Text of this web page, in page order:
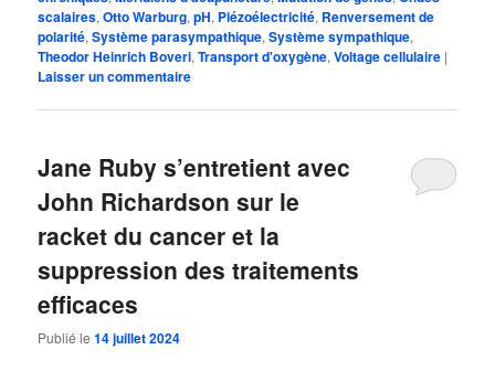
scalaires,Otto Warburg,pH, Piézoélectricité, Renversement de
polarité,Système parasympathique,Système sympathique,
Theodor Heinrich Boveri,Transport d'oxygène,Voltage cellulaire |
Laisser un commentaire
Jane Ruby s’entretient avec
John Richardson sur le
racket du cancer et la
suppression des traitements
efficaces
Publié le14 juillet 2024